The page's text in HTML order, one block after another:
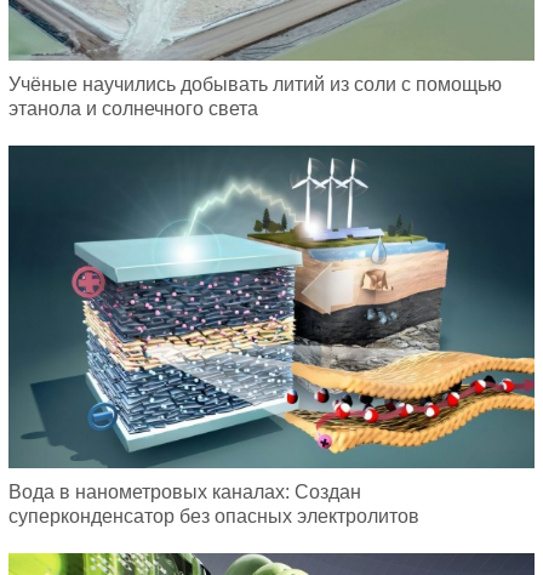
Учёные научились добывать литий из соли с помощью
этанола и солнечного света
Вода в нанометровых каналах: Создан
суперконденсатор без опасных электролитов